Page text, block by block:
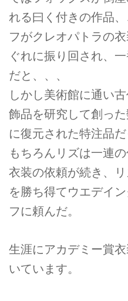
れる曰く付きの作品
フがクレオパトラの
ぐれに振り回され、
だと、、、
しかし美術館に通い
飾品を研究して創っ
に復元された特注品だ
もちろんリズは一連
衣装の依頼が続き、
を勝ち得てウエデイ
フに頼んだ。
生涯にアカデミー賞
いています。